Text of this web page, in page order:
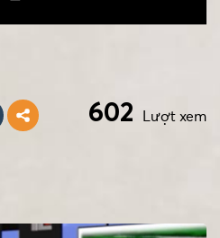
Lượt xem
602